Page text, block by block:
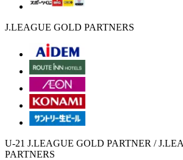
J.LEAGUE GOLD PARTNERS
U-21 J.LEAGUE GOLD PARTNER /
PARTNERS